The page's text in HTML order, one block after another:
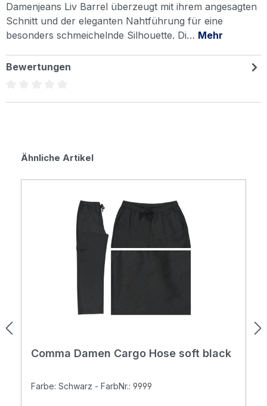
Damenjeans Liv Barrel überzeugt mit ihrem angesagten
Schnitt und der eleganten Nahtführung für eine
besonders schmeichelnde Silhouette. Di… Mehr
Bewertungen
Produktgalerie überspringen
Ähnliche Artikel
Comma Damen Cargo Hose soft black
Farbe: Schwarz - FarbNr.: 9999